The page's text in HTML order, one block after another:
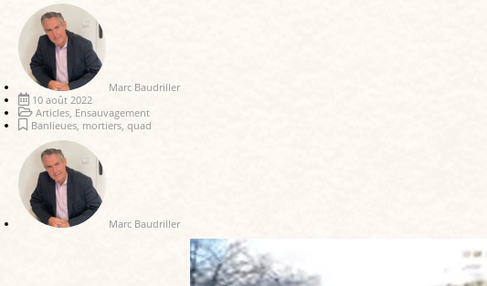
Marc Baudriller
10 août 2022
Articles Ensauvagement
Banlieues mortiers quad
Marc Baudriller